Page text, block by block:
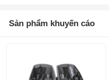
Sản phẩm khuyến cáo